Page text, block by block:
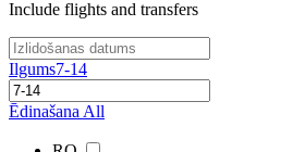
Include flights and transfers
Ilgums7-14
Ēdinašana All